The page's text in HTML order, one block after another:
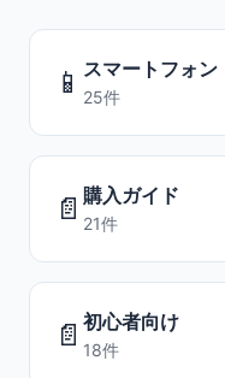
📱 スマートフォン
25件
📄 購入ガイド
21件
📄 初心者向け
18件